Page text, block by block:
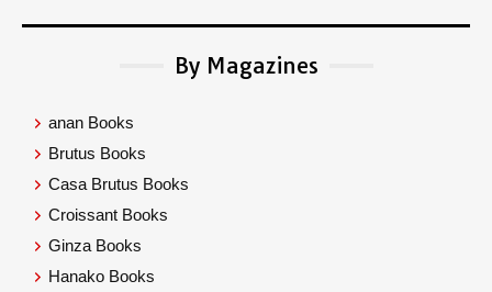
By Magazines
anan Books
Brutus Books
Casa Brutus Books
Croissant Books
Ginza Books
Hanako Books